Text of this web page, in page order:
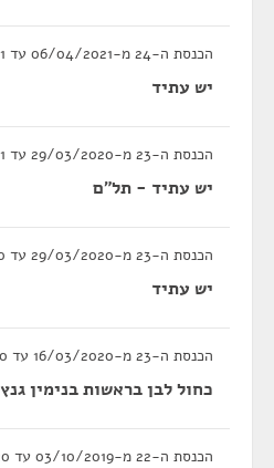
הכנסת ה-24 מ-06/04/2021 עד 15/06/2021
יש עתיד
הכנסת ה-23 מ-29/03/2020 עד 06/04/2021
יש עתיד - תל"ם
הכנסת ה-23 מ-29/03/2020 עד 29/03/2020
יש עתיד
הכנסת ה-23 מ-16/03/2020 עד 29/03/2020
כחול לבן בראשות בנימין גנץ
הכנסת ה-22 מ-03/10/2019 עד 16/03/2020